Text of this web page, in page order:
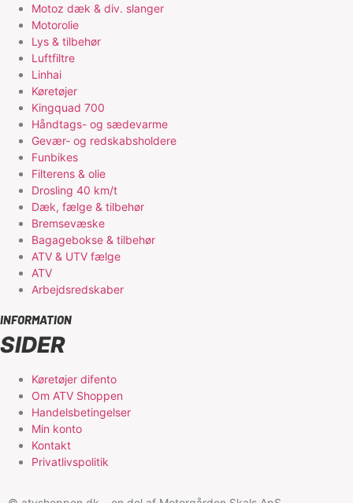
Motoz dæk & div. slanger
Motorolie
Lys & tilbehør
Luftfiltre
Linhai
Køretøjer
Kingquad 700
Håndtags- og sædevarme
Gevær- og redskabsholdere
Funbikes
Filterens & olie
Drosling 40 km/t
Dæk, fælge & tilbehør
Bremsevæske
Bagagebokse & tilbehør
ATV & UTV fælge
ATV
Arbejdsredskaber
INFORMATION
SIDER
Køretøjer difento
Om ATV Shoppen
Handelsbetingelser
Min konto
Kontakt
Privatlivspolitik